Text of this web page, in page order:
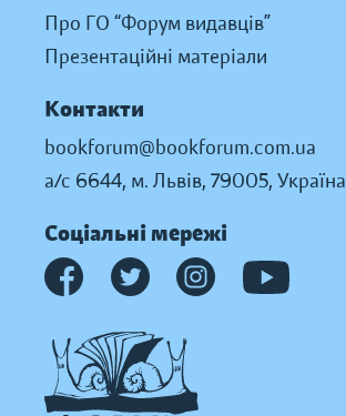
Про ГО “Форум видавців”
Презентаційні матеріали
Контакти
bookforum@bookforum.com.ua
а/с 6644, м. Львів, 79005, Україна
Соціальні мережі